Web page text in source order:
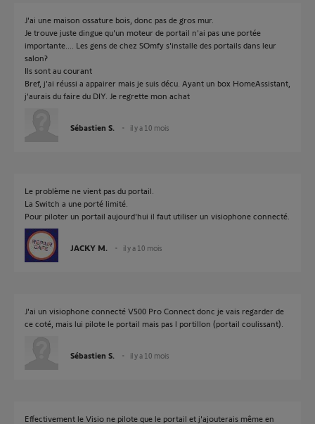
J'ai une maison ossature bois, donc pas de gros mur.
Je trouve juste dingue qu'un moteur de portail n'ai pas une portée
importante.... Les gens de chez SOmfy s'installe des portails dans leur
salon?
Ils sont au courant
Bref, j'ai réussi a appairer mais je suis décu. Ayant un box HomeAssistant,
j'aurais du faire du DIY. Je regrette mon achat
Sébastien S. il y a 10 mois
Le problème ne vient pas du portail.
La Switch a une porté limité.
Pour piloter un portail aujourd'hui il faut utiliser un visiophone connecté.
JACKY M. il y a 10 mois
J'ai un visiophone connecté V500 Pro Connect donc je vais regarder de
ce coté, mais lui pilote le portail mais pas l portillon (portail coulissant).
Sébastien S. il y a 10 mois
Effectivement le Visio ne pilote que le portail et j'ajouterais même en